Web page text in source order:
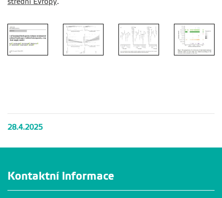
28.4.2025
Kontaktní informace